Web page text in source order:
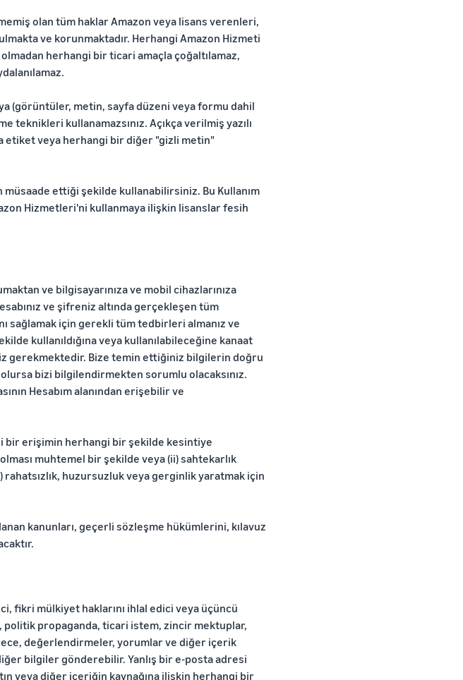
olan tüm haklar Amazon veya lisans verenleri,
ve korunmaktadır. Herhangi Amazon Hizmeti
herhangi bir ticari amaçla çoğaltılamaz,
(görüntüler, metin, sayfa düzeni veya formu dahil
kullanamazsınız. Açıkça verilmiş yazılı
etiket veya herhangi bir diğer "gizli metin"
ettiği şekilde kullanabilirsiniz. Bu Kullanım
Hizmetleri'ni kullanmaya ilişkin lisanslar fesih
ve bilgisayarınıza ve mobil cihazlarınıza
ve şifreniz altında gerçekleşen tüm
sağlamak için gerekli tüm tedbirleri almanız ve
kullanıldığına veya kullanılabileceğine kanaat
gerekmektedir. Bize temin ettiğiniz bilgilerin doğru
bizi bilgilendirmekten sorumlu olacaksınız.
Hesabım alanından erişebilir ve
bir erişimin herhangi bir şekilde kesintiye
muhtemel bir şekilde veya (ii) sahtekarlık
huzursuzluk veya gerginlik yaratmak için
kanunları, geçerli sözleşme hükümlerini, kılavuz
fikri mülkiyet haklarını ihlal edici veya üçüncü
politik propaganda, ticari istem, zincir mektuplar,
değerlendirmeler, yorumlar ve diğer içerik
bilgiler gönderebilir. Yanlış bir e-posta adresi
veya diğer içeriğin kaynağına ilişkin herhangi bir